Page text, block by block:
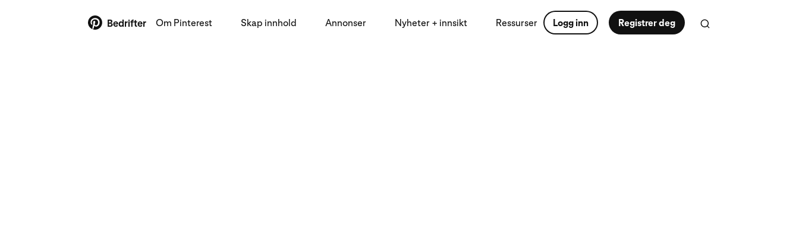
Bedrifter Om Pinterest Skap innhold Annonser Nyheter + innsikt Ressurser Logg inn Registrer deg